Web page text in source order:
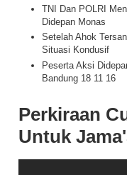
TNI Dan POLRI
Didepan Monas
Setelah Ahok
Situasi Kondusif
Peserta Aksi
Bandung 18 11 16
Perkiraan
Untuk